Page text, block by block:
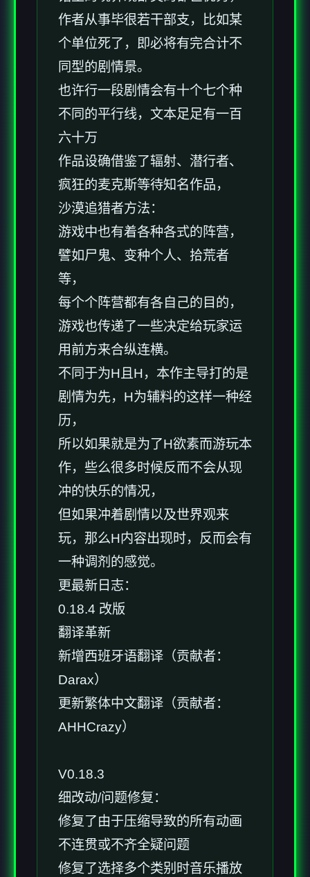
作者从事毕很若干部支，比如某
个单位死了，即必将有完合计不
同型的剧情景。
也许行一段剧情会有十个七个种
不同的平行线，文本足足有一百
六十万
作品设确借鉴了辐射、潜行者、
疯狂的麦克斯等待知名作品，
沙漠追猎者方法：
游戏中也有着各种各式的阵营，
譬如尸鬼、变种个人、拾荒者
等，
每个个阵营都有各自己的目的，
游戏也传递了一些决定给玩家运
用前方来合纵连横。
不同于为H且H，本作主导打的是
剧情为先，H为辅料的这样一种经
历，
所以如果就是为了H欲素而游玩本
作，些么很多时候反而不会从现
冲的快乐的情况，
但如果冲着剧情以及世界观来
玩，那么H内容出现时，反而会有
一种调剂的感觉。
更最新日志：
0.18.4 改版
翻译革新
新增西班牙语翻译（贡献者：
Darax）
更新繁体中文翻译（贡献者：
AHHCrazy）
V0.18.3
细改动/问题修复：
修复了由于压缩导致的所有动画
不连贯或不齐全疑问题
修复了选择多个类别时音乐播放